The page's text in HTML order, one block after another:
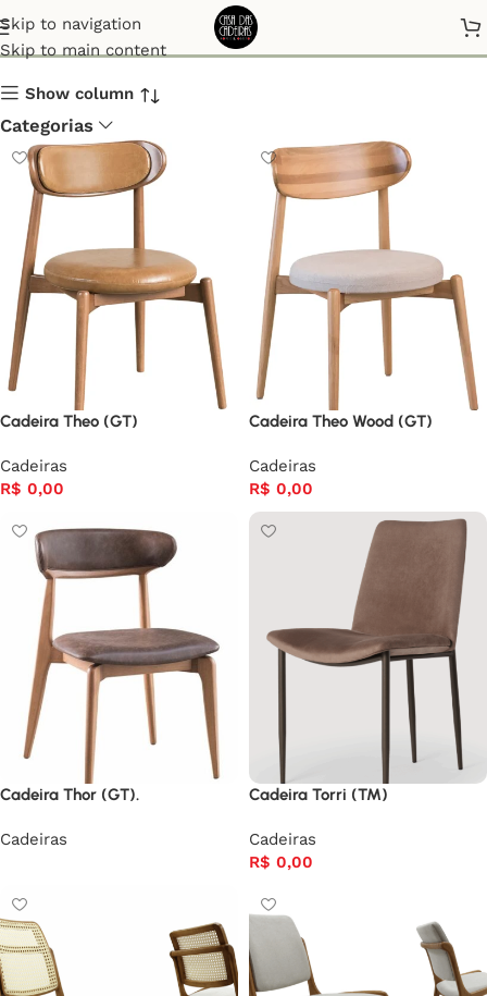
Skip to navigation
Skip to main content
Cadeiras
Show column
Categorias
Cadeira Theo (GT)
Cadeiras
R$ 0,00
Cadeira Theo Wood (GT)
Cadeiras
R$ 0,00
Cadeira Thor (GT).
Cadeiras
Cadeira Torri (TM)
Cadeiras
R$ 0,00